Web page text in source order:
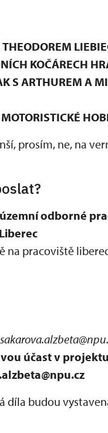
KOČÁRECH
S ARTHUREM A
prosím, ne, na
odborné
na pracoviště
účast v
díla budou